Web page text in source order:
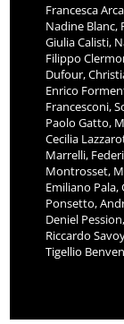
Francesca
Nadine Blanc,
Giulia Calisti,
Filippo
Dufour,
Enrico
Francesconi,
Paolo Gatto,
Cecilia
Marrelli,
Montrosset,
Emiliano
Ponsetto,
Deniel
Riccardo
Tigellio